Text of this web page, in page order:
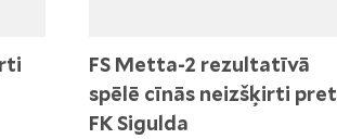
FS Metta-2 rezultatīvā
spēlē cīnās neizšķirti pret
FK Sigulda